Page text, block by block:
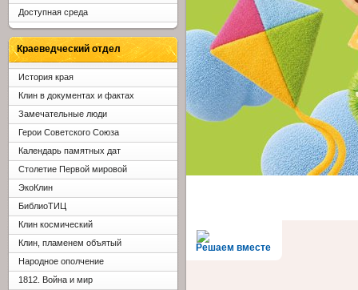
Решаем вместе
Доступная среда
Краеведческий отдел
История края
Клин в документах и фактах
Замечательные люди
Герои Советского Союза
Календарь памятных дат
Столетие Первой мировой
ЭкоКлин
БиблиоТИЦ
Клин космический
Клин, пламенем объятый
Народное ополчение
1812. Война и мир